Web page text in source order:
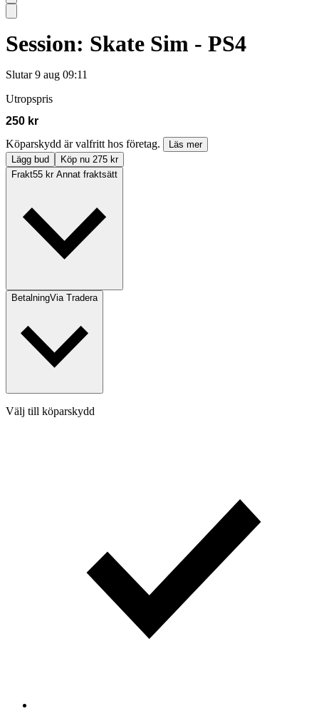
Session: Skate Sim - PS4
Slutar 9 aug 09:11
Utropspris
250 kr
Köparskydd är valfritt hos företag.
Läs mer
Lägg bud
Köp nu 275 kr
Frakt55 kr Annat fraktsätt
BetalningVia Tradera
Välj till köparskydd